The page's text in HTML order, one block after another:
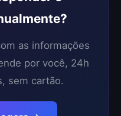
as informações
por você, 24h
sem cartão.